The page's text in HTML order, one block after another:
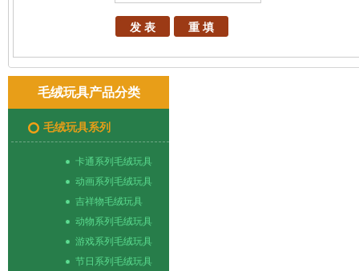
毛绒玩具产品分类
毛绒玩具系列
卡通系列毛绒玩具
动画系列毛绒玩具
吉祥物毛绒玩具
动物系列毛绒玩具
游戏系列毛绒玩具
节日系列毛绒玩具